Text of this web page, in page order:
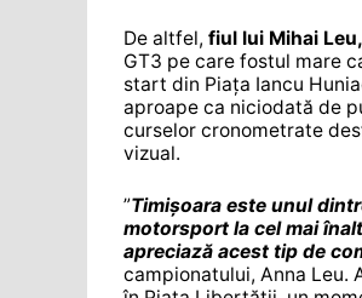
De altfel, fiul lui Mihai
GT3 pe care fostul mare
start din Piața Iancu
aproape ca niciodată de
curselor cronometrate
vizual.
”Timișoara este unul
motorsport la cel mai
apreciază acest tip de
campionatului, Anna Leu.